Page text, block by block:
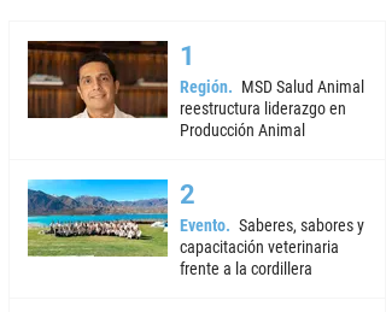
Región
MSD Salud Animal
reestructura liderazgo en
Producción Animal
Evento
Saberes, sabores y
capacitación veterinaria
frente a la cordillera